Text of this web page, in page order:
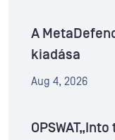
A
kiadása
Aug 4, 2026